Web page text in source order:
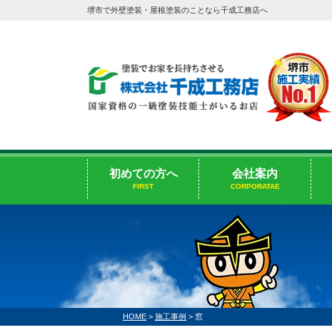
堺市で外壁塗装・屋根塗装のことなら千成工務店へ
初めての方へ
FIRST
会社案内
CORPORATAE
HOME > 施工事例 > 窓